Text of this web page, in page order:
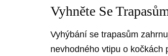
Vyhněte Se
Vyhýbání se trapasům
nevhodného vtipu o kočkách